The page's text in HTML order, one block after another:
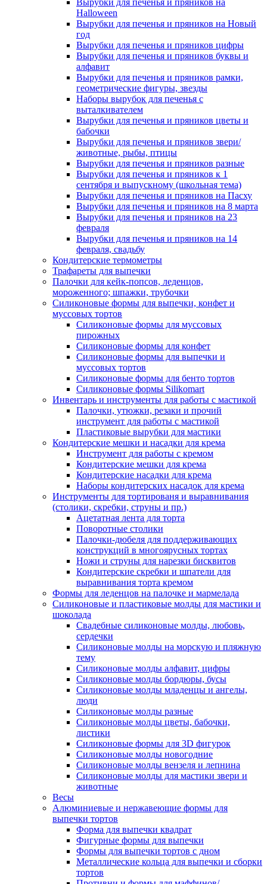
Вырубки для печенья и пряников на
Halloween
Вырубки для печенья и пряников на Новый
год
Вырубки для печенья и пряников цифры
Вырубки для печенья и пряников буквы и
алфавит
Вырубки для печенья и пряников рамки,
геометрические фигуры, звезды
Наборы вырубок для печенья с
выталкивателем
Вырубки для печенья и пряников цветы и
бабочки
Вырубки для печенья и пряников звери/
животные, рыбы, птицы
Вырубки для печенья и пряников разные
Вырубки для печенья и пряников к 1
сентября и выпускному (школьная тема)
Вырубки для печенья и пряников на Пасху
Вырубки для печенья и пряников на 8 марта
Вырубки для печенья и пряников на 23
февраля
Вырубки для печенья и пряников на 14
февраля, свадьбу
Кондитерские термометры
Трафареты для выпечки
Палочки для кейк-попсов, леденцов,
мороженного; шпажки, трубочки
Силиконовые формы для выпечки, конфет и
муссовых тортов
Силиконовые формы для муссовых
пирожных
Силиконовые формы для конфет
Силиконовые формы для выпечки и
муссовых тортов
Силиконовые формы для бенто тортов
Силиконовые формы Silikomart
Инвентарь и инструменты для работы с мастикой
Палочки, утюжки, резаки и прочий
инструмент для работы с мастикой
Пластиковые вырубки для мастики
Кондитерские мешки и насадки для крема
Инструмент для работы с кремом
Кондитерские мешки для крема
Кондитерские насадки для крема
Наборы кондитерских насадок для крема
Инструменты для тортированя и выравнивания
(столики, скребки, струны и пр.)
Ацетатная лента для торта
Поворотные столики
Палочки-дюбеля для поддерживающих
конструкций в многоярусных тортах
Ножи и струны для нарезки бисквитов
Кондитерские скребки и шпатели для
выравнивания торта кремом
Формы для леденцов на палочке и мармелада
Силиконовые и пластиковые молды для мастики и
шоколада
Свадебные силиконовые молды, любовь,
сердечки
Силиконовые молды на морскую и пляжную
тему
Силиконовые молды алфавит, цифры
Силиконовые молды бордюры, бусы
Силиконовые молды младенцы и ангелы,
люди
Силиконовые молды разные
Силиконовые молды цветы, бабочки,
листики
Силиконовые формы для 3D фигурок
Силиконовые молды новогодние
Силиконовые молды вензеля и лепнина
Силиконовые молды для мастики звери и
животные
Весы
Алюминиевые и нержавеющие формы для
выпечки тортов
Форма для выпечки квадрат
Фигурные формы для выпечки
Формы для выпечки тортов с дном
Металлические кольца для выпечки и сборки
тортов